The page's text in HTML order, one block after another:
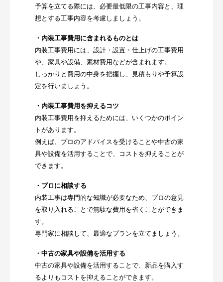
予算を立てる際には、必要最低限の工事内容と、理
想とする工事内容を考慮しましょう。
・内装工事費用に含まれるものとは
内装工事費用には、設計・設置・仕上げの工事費用
や、家具や設備、素材費用などが含まれます。
しっかりと費用の中身を把握し、見積もりや予算設
定を行いましょう。
・内装工事費用を抑えるコツ
内装工事費用を抑えるためには、いくつかのポイン
トがあります。
例えば、プロのアドバイスを受けることや中古の家
具や設備を活用することで、コストを抑えることが
できます。
・プロに相談する
内装工事は専門的な知識が必要なため、プロの意見
を取り入れることで無駄な費用を省くことができま
す。
専門家に相談して、最適なプランを立てましょう。
・中古の家具や設備を活用する
中古の家具や設備を活用することで、新品を購入す
るよりもコストを抑えることができます。